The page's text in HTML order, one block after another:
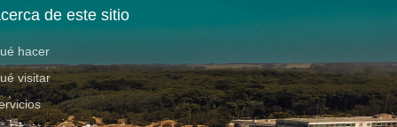
de este sitio
hacer
visitar